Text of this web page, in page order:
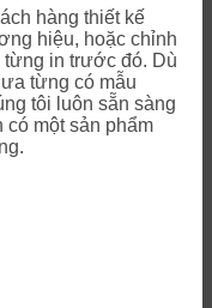
hàng thiết kế
hiệu, hoặc chỉnh
từng in trước đó. Dù
từng có mẫu
tôi luôn sẵn sàng
một sản phẩm